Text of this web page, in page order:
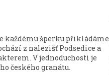
každému šperku přikládáme
z nalezišť Podsedice a
V jednoduchosti je
českého granátu.